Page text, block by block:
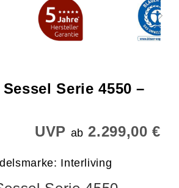
Serie 4550 –
UVP ab 2.299,00 €
Interliving